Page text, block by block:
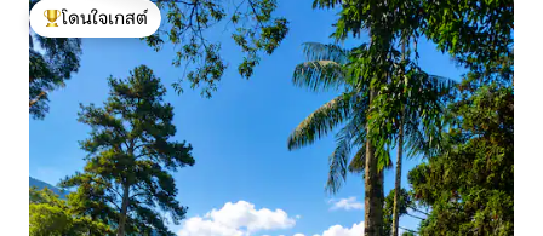
โดนใจเกสต์ที่สุด
โดนใจเกสต์